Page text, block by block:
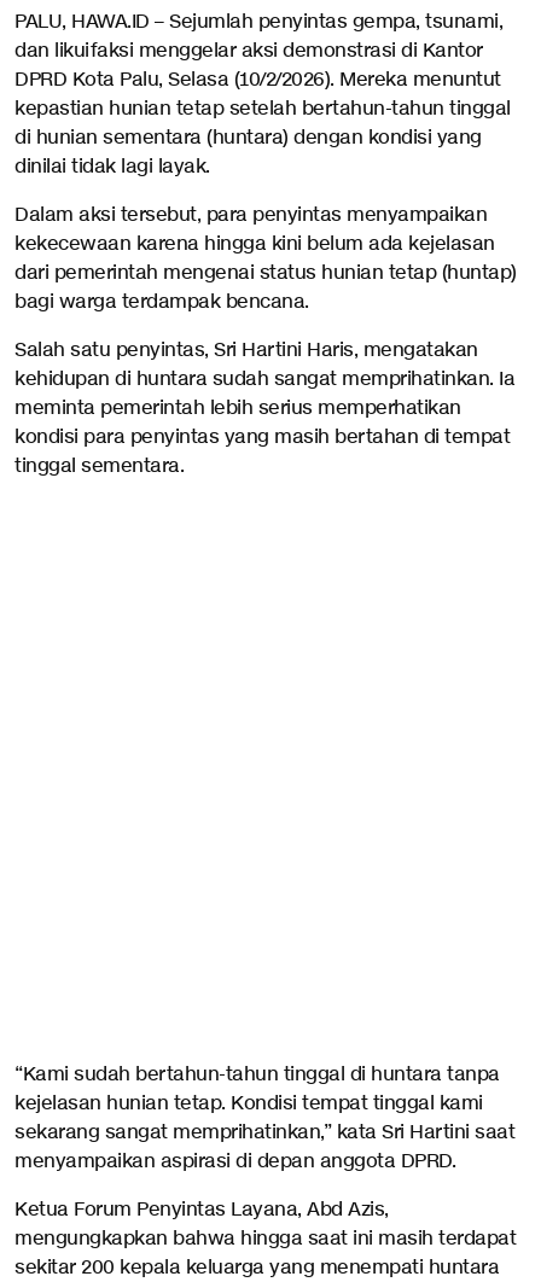
PALU, HAWA.ID – Sejumlah penyintas gempa, tsunami,
dan likuifaksi menggelar aksi demonstrasi di Kantor
DPRD Kota Palu, Selasa (10/2/2026). Mereka menuntut
kepastian hunian tetap setelah bertahun-tahun tinggal
di hunian sementara (huntara) dengan kondisi yang
dinilai tidak lagi layak.
Dalam aksi tersebut, para penyintas menyampaikan
kekecewaan karena hingga kini belum ada kejelasan
dari pemerintah mengenai status hunian tetap (huntap)
bagi warga terdampak bencana.
Salah satu penyintas, Sri Hartini Haris, mengatakan
kehidupan di huntara sudah sangat memprihatinkan. Ia
meminta pemerintah lebih serius memperhatikan
kondisi para penyintas yang masih bertahan di tempat
tinggal sementara.
“Kami sudah bertahun-tahun tinggal di huntara tanpa
kejelasan hunian tetap. Kondisi tempat tinggal kami
sekarang sangat memprihatinkan,” kata Sri Hartini saat
menyampaikan aspirasi di depan anggota DPRD.
Ketua Forum Penyintas Layana, Abd Azis,
mengungkapkan bahwa hingga saat ini masih terdapat
sekitar 200 kepala keluarga yang menempati huntara